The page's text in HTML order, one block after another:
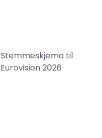
Stemmeskjema til
Eurovision 2026